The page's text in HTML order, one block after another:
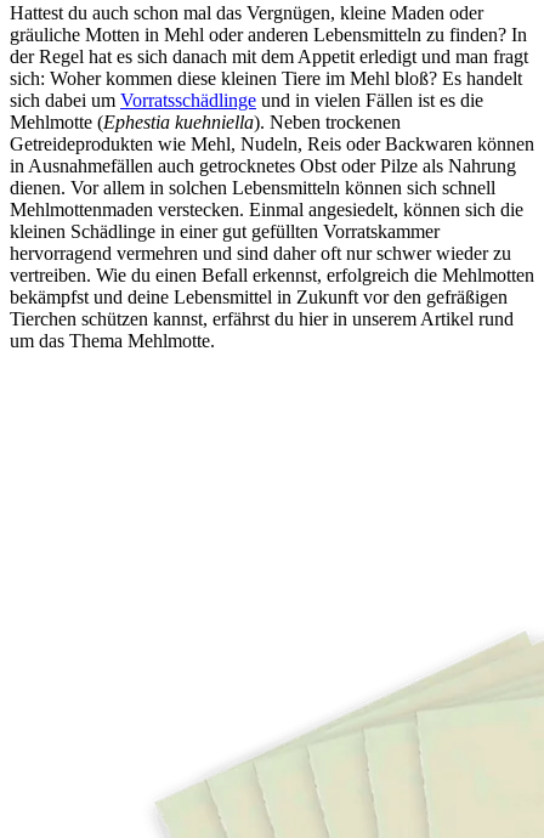
Hattest du auch schon mal das Vergnügen, kleine Maden oder
gräuliche Motten in Mehl oder anderen Lebensmitteln zu finden? In
der Regel hat es sich danach mit dem Appetit erledigt und man fragt
sich: Woher kommen diese kleinen Tiere im Mehl bloß? Es handelt
sich dabei um Vorratsschädlinge und in vielen Fällen ist es die
Mehlmotte (Ephestia kuehniella). Neben trockenen
Getreideprodukten wie Mehl, Nudeln, Reis oder Backwaren können
in Ausnahmefällen auch getrocknetes Obst oder Pilze als Nahrung
dienen. Vor allem in solchen Lebensmitteln können sich schnell
Mehlmottenmaden verstecken. Einmal angesiedelt, können sich die
kleinen Schädlinge in einer gut gefüllten Vorratskammer
hervorragend vermehren und sind daher oft nur schwer wieder zu
vertreiben. Wie du einen Befall erkennst, erfolgreich die Mehlmotten
bekämpfst und deine Lebensmittel in Zukunft vor den gefräßigen
Tierchen schützen kannst, erfährst du hier in unserem Artikel rund
um das Thema Mehlmotte.